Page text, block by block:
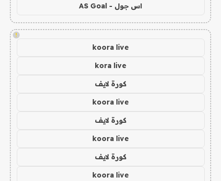
اس جول - AS Goal
!
koora live
kora live
كورة لايف
koora live
كورة لايف
koora live
كورة لايف
koora live